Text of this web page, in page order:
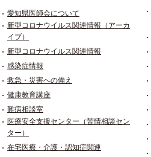
愛知県医師会について
新型コロナウイルス関連情報（アーカ
イブ）
新型コロナウイルス関連情報
感染症情報
救急・災害への備え
健康教育講座
難病相談室
医療安全支援センター（苦情相談セン
ター）
在宅医療・介護・認知症関連